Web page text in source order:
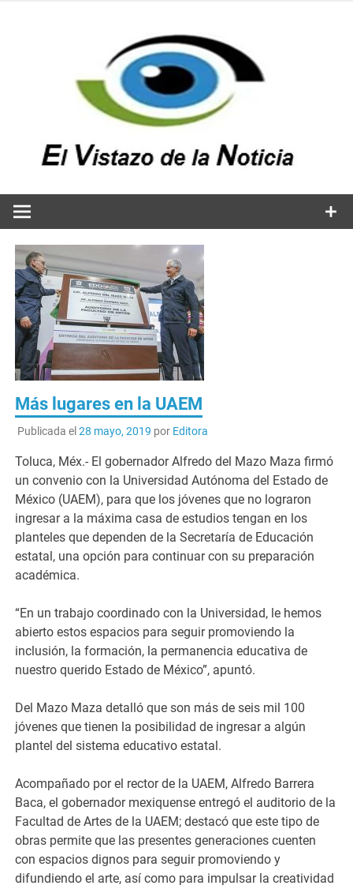
Más lugares en la UAEM
Publicada el 28 mayo, 2019 por Editora
Toluca, Méx.- El gobernador Alfredo del Mazo Maza firmó
un convenio con la Universidad Autónoma del Estado de
México (UAEM), para que los jóvenes que no lograron
ingresar a la máxima casa de estudios tengan en los
planteles que dependen de la Secretaría de Educación
estatal, una opción para continuar con su preparación
académica.
“En un trabajo coordinado con la Universidad, le hemos
abierto estos espacios para seguir promoviendo la
inclusión, la formación, la permanencia educativa de
nuestro querido Estado de México”, apuntó.
Del Mazo Maza detalló que son más de seis mil 100
jóvenes que tienen la posibilidad de ingresar a algún
plantel del sistema educativo estatal.
Acompañado por el rector de la UAEM, Alfredo Barrera
Baca, el gobernador mexiquense entregó el auditorio de la
Facultad de Artes de la UAEM; destacó que este tipo de
obras permite que las presentes generaciones cuenten
con espacios dignos para seguir promoviendo y
difundiendo el arte, así como para impulsar la creatividad